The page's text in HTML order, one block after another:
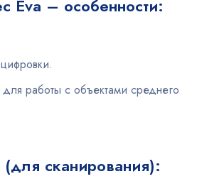
Eva – особенности:
работы с объектами среднего
сканирования):